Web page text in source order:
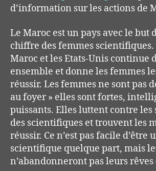
d’information sur les actions de
Le Maroc est un pays avec le but
chiffre des femmes scientifiques.
Maroc et les Etats-Unis continue
ensemble et donne les femmes
réussir. Les femmes ne sont pas
au foyer » elles sont fortes,
puissants. Elles luttent contre les
des scientifiques et trouvent les
réussir. Ce n’est pas facile d’être
scientifique quelque part, mais
n’abandonneront pas leurs rêves